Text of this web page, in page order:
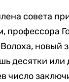
совета
профессора
новый
десятки или
число